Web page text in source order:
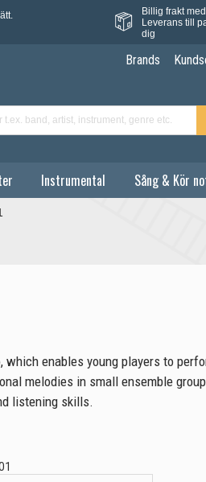
Billig frakt
Leverans till
dig
Brands
Instrumental Sång & Kör
which enables young players to
melodies in small ensemble
listening skills.